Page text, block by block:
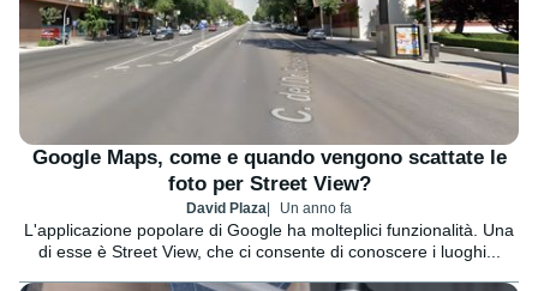
Google Maps, come e quando vengono scattate le
foto per Street View?
David Plaza Un anno fa
L'applicazione popolare di Google ha molteplici funzionalità. Una
di esse è Street View, che ci consente di conoscere i luoghi...